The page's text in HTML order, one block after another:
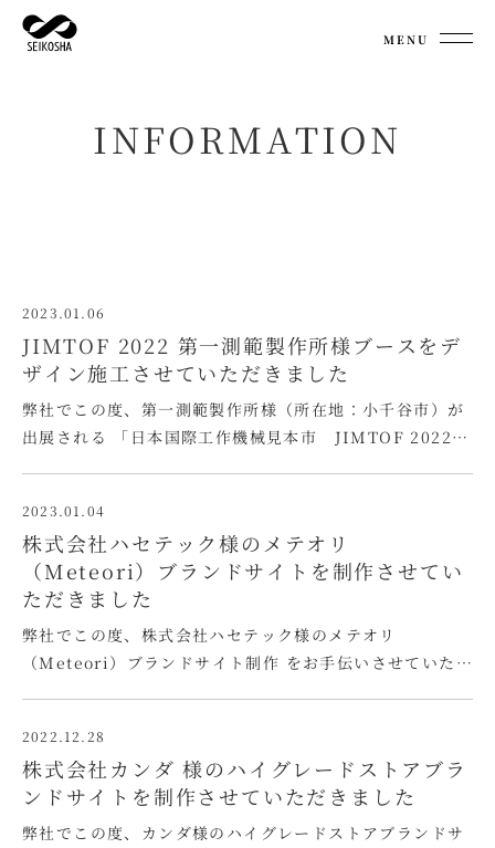
MENU
INFORMATION
2023.01.06
JIMTOF 2022 第一測範製作所様ブースをデ
ザイン施工させていただきました
弊社でこの度、第一測範製作所様（所在地：小千谷市）が
出展される 「日本国際工作機械見本市 JIMTOF 2022」
らゆる周辺機器が 一堂に会する、ものづくりの総合見本
市。 前々回（201 …
2023.01.04
株式会社ハセテック様のメテオリ
（Meteori）ブランドサイトを制作させてい
ただきました
弊社でこの度、株式会社ハセテック様のメテオリ
（Meteori）ブランドサイト制作 をお手伝いさせていただ
た構成にリニューアル。 オーダーカットに関し …
2022.12.28
株式会社カンダ 様のハイグレードストアブラ
ンドサイトを制作させていただきました
弊社でこの度、カンダ様のハイグレードストアブランドサ